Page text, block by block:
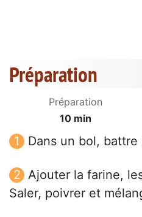
Préparation
Préparation
10 min
Dans un bol,
Ajouter la farine,
Saler, poivrer et